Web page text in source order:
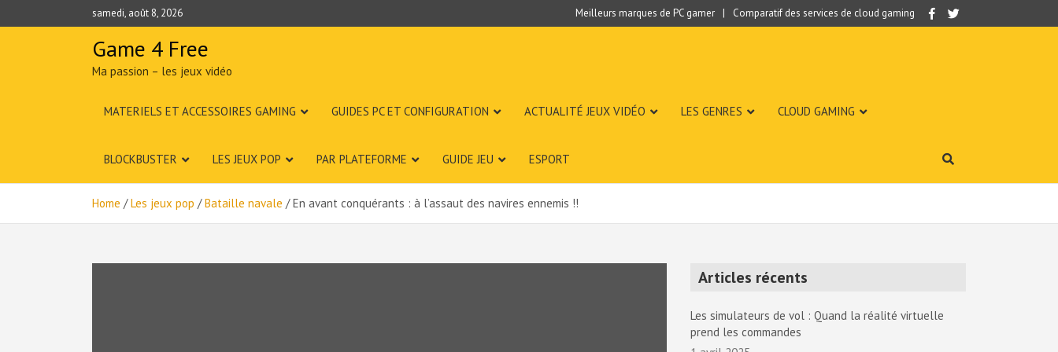
to
samedi, août 8, 2026 Meilleurs marques de PC gamer Comparatif des services de cloud gaming
Game 4 Free
Ma passion – les jeux vidéo
MATERIELS ET ACCESSOIRES GAMING GUIDES PC ET CONFIGURATION ACTUALITÉ JEUX VIDÉO LES GENRES CLOUD GAMING
BLOCKBUSTER LES JEUX POP PAR PLATEFORME GUIDE JEU ESPORT
Home Les jeux pop Bataille navale En avant conquérants : à l’assaut des navires ennemis !!
Articles récents
Les simulateurs de vol : Quand la réalité virtuelle
prend les commandes